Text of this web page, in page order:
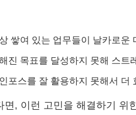
쌓여 있는 업무들이 날카로운
진 목표를 달성하지 못해 스트
포스를 잘 활용하지 못해서 더
면, 이런 고민을 해결하기 위